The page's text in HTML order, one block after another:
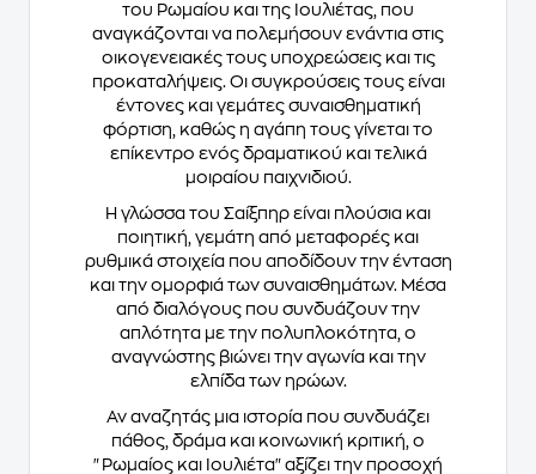
του Ρωμαίου και της Ιουλιέτας, που
αναγκάζονται να πολεμήσουν ενάντια στις
οικογενειακές τους υποχρεώσεις και τις
προκαταλήψεις. Οι συγκρούσεις τους είναι
έντονες και γεμάτες συναισθηματική
φόρτιση, καθώς η αγάπη τους γίνεται το
επίκεντρο ενός δραματικού και τελικά
μοιραίου παιχνιδιού.
Η γλώσσα του Σαίξπηρ είναι πλούσια και
ποιητική, γεμάτη από μεταφορές και
ρυθμικά στοιχεία που αποδίδουν την ένταση
και την ομορφιά των συναισθημάτων. Μέσα
από διαλόγους που συνδυάζουν την
απλότητα με την πολυπλοκότητα, ο
αναγνώστης βιώνει την αγωνία και την
ελπίδα των ηρώων.
Αν αναζητάς μια ιστορία που συνδυάζει
πάθος, δράμα και κοινωνική κριτική, ο
"Ρωμαίος και Ιουλιέτα" αξίζει την προσοχή